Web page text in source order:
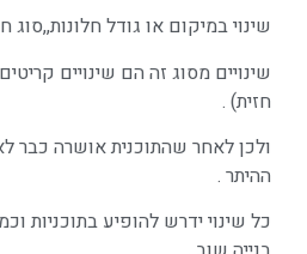
שינוי במיקום או גודל חלונות,,סוג
שינויים מסוג זה הם שינויים
חזית) .
ולכן לאחר שהתוכנית אושרה כבר
ההיתר .
כל שינוי ידרש להופיע בתוכניות